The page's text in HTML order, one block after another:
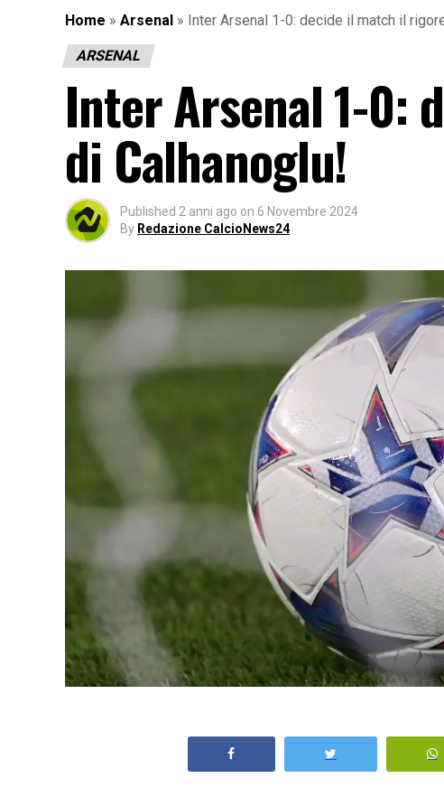
Home » Arsenal » Inter Arsenal 1-0: decide il match il
ARSENAL
Inter Arsenal 1-0:
di Calhanoglu!
Published 2 anni ago on 6 Novembre 2024
By Redazione CalcioNews24